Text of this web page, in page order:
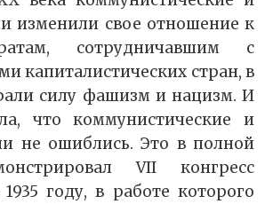
изменили свое отношение к
сотрудничавшим с
капиталистических стран, в
силу фашизм и нацизм. И
что коммунистические и
не ошиблись. Это в полной
VII конгресс
году, в работе которого